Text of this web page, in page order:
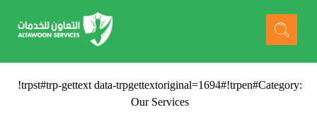
!trpst#trp-gettext data-trpgettextoriginal=1694#!trpen#Category:
Our Services